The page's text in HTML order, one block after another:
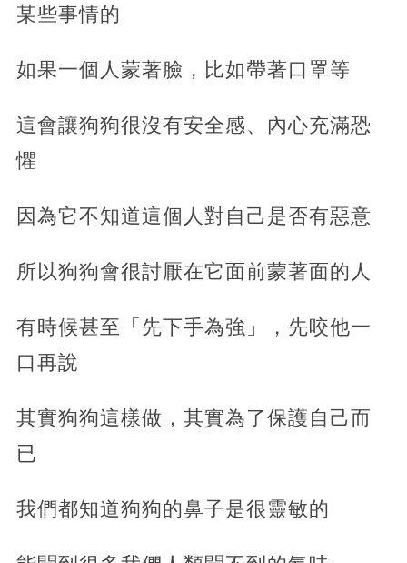
某些事情的
如果一個人蒙著臉，比如帶著口罩等
這會讓狗狗很沒有安全感、內心充滿恐
懼
因為它不知道這個人對自己是否有惡意
所以狗狗會很討厭在它面前蒙著面的人
有時候甚至「先下手為強」，先咬他一
口再說
其實狗狗這樣做，其實為了保護自己而
已
我們都知道狗狗的鼻子是很靈敏的